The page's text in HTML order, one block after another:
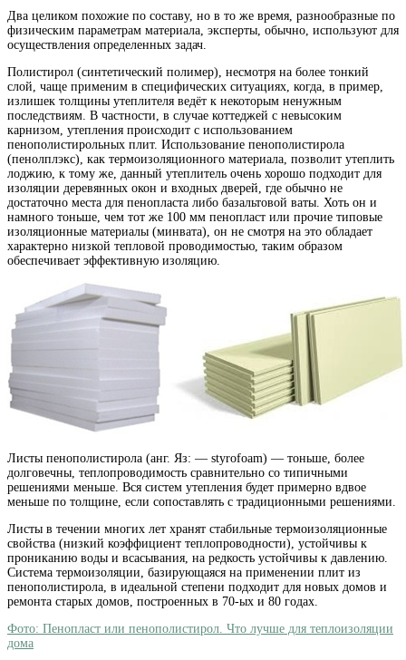
Два целиком похожие по составу, но в то же время, разнообразные по
физическим параметрам материала, эксперты, обычно, используют для
осуществления определенных задач.
Полистирол (синтетический полимер), несмотря на более тонкий
слой, чаще применим в специфических ситуациях, когда, в пример,
излишек толщины утеплителя ведёт к некоторым ненужным
последствиям. В частности, в случае коттеджей с невысоким
карнизом, утепления происходит с использованием
пенополистирольных плит. Использование пенополистирола
(пенолплэкс), как термоизоляционного материала, позволит утеплить
лоджию, к тому же, данный утеплитель очень хорошо подходит для
изоляции деревянных окон и входных дверей, где обычно не
достаточно места для пенопласта либо базальтовой ваты. Хоть он и
намного тоньше, чем тот же 100 мм пенопласт или прочие типовые
изоляционные материалы (минвата), он не смотря на это обладает
характерно низкой тепловой проводимостью, таким образом
обеспечивает эффективную изоляцию.
Листы пенополистирола (анг. Яз: — styrofoam) — тоньше, более
долговечны, теплопроводимость сравнительно со типичными
решениями меньше. Вся систем утепления будет примерно вдвое
меньше по толщине, если сопоставлять с традиционными решениями.
Листы в течении многих лет хранят стабильные термоизоляционные
свойства (низкий коэффициент теплопроводности), устойчивы к
прониканию воды и всасывания, на редкость устойчивы к давлению.
Система термоизоляции, базирующаяся на применении плит из
пенополистирола, в идеальной степени подходит для новых домов и
ремонта старых домов, построенных в 70-ых и 80 годах.
Фото: Пенопласт или пенополистирол. Что лучше для теплоизоляции
дома